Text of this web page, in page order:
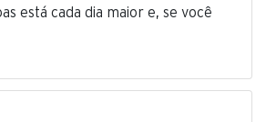
está cada dia maior e, se você